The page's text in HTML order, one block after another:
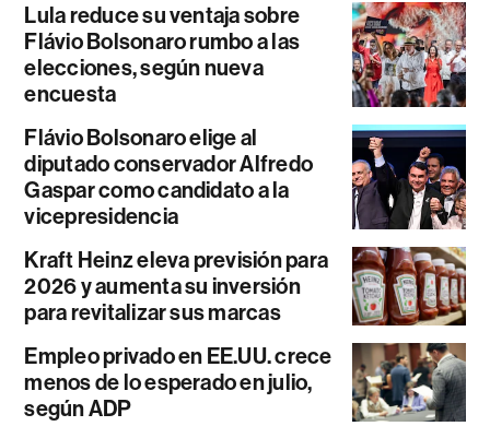
Lula reduce su ventaja sobre
Flávio Bolsonaro rumbo a las
elecciones, según nueva
encuesta
Flávio Bolsonaro elige al
diputado conservador Alfredo
Gaspar como candidato a la
vicepresidencia
Kraft Heinz eleva previsión para
2026 y aumenta su inversión
para revitalizar sus marcas
Empleo privado en EE.UU. crece
menos de lo esperado en julio,
según ADP